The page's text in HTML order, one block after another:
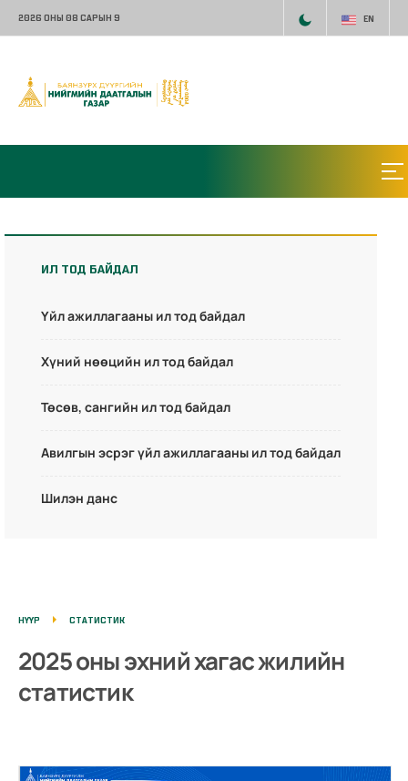
2026 ОНЫ 08 САРЫН 9 EN
ИЛ ТОД БАЙДАЛ
Үйл ажиллагааны ил тод байдал
Хүний нөөцийн ил тод байдал
Төсөв, сангийн ил тод байдал
Авилгын эсрэг үйл ажиллагааны ил тод байдал
Шилэн данс
НҮҮР СТАТИСТИК
2025 оны эхний хагас жилийн
статистик